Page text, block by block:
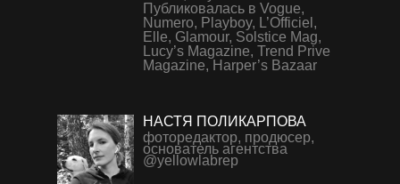
Публиковалась в Vogue,
Numero, Playboy, L’Officiel,
Elle, Glamour, Solstice Mag,
Lucy’s Magazine, Trend Prive
Magazine, Harper’s Bazaar
НАСТЯ ПОЛИКАРПОВА
фоторедактор, продюсер,
основатель агентства
@yellowlabrep